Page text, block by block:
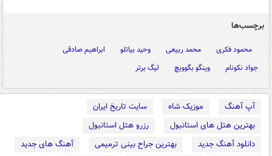
برچسب‌ها
محمود فکری محمد ربیعی وحید بیاتلو
ابراهیم صادقی
جواد نکونام
وینگو بگوویچ لیگ برتر
آپ آهنگ موزیک شاه
سایت تاریخ ایران
بهترین هتل های استانبول
رزرو هتل استانبول
دانلود آهنگ جدید
بهترین جراح بینی ترمیمی
آهنگ های جدید